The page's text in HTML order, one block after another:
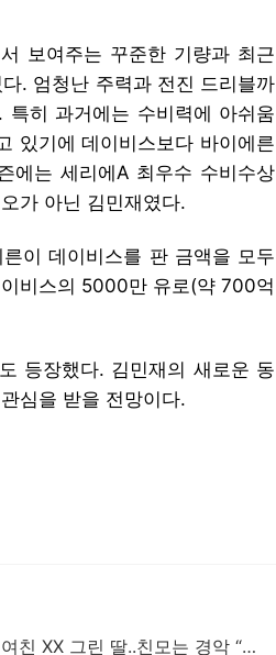
보여주는 꾸준한 기량과 최근
. 엄청난 주력과 전진 드리블까
히 과거에는 수비력에 아쉬움
있기에 데이비스보다 바이에른
에는 세리에A 최우수 수비수상
가 아닌 김민재였다.
이 데이비스를 판 금액을 모두
비스의 5000만 유로(약 700억
등장했다. 김민재의 새로운 동
심을 받을 전망이다.
가수 아빠 여친 XX 그린 딸..친모는 경악 “제발 그만해”